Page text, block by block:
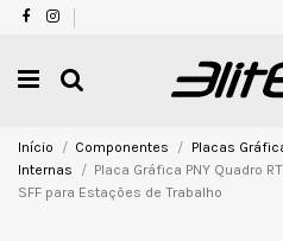
Início Componentes Placas
Internas
Placa Gráfica PNY Quadro
SFF para Estações de Trabalho